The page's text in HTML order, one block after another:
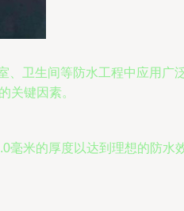
卫生间等防水工程中应用广
关键因素。
米的厚度以达到理想的防水